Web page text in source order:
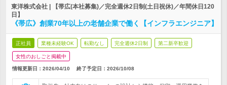
東洋株式会社 | 【帯広(本社募集)／完全週休2日制(土日祝休)／年間休日120
日】
《帯広》創業70年以上の老舗企業で働く【インフラエンジニア】
正社員 業種未経験OK 転勤なし 完全週休2日制 第二新卒歓迎
女性のおしごと掲載中
情報更新日：2026/04/10 終了予定日： 2026/10/08